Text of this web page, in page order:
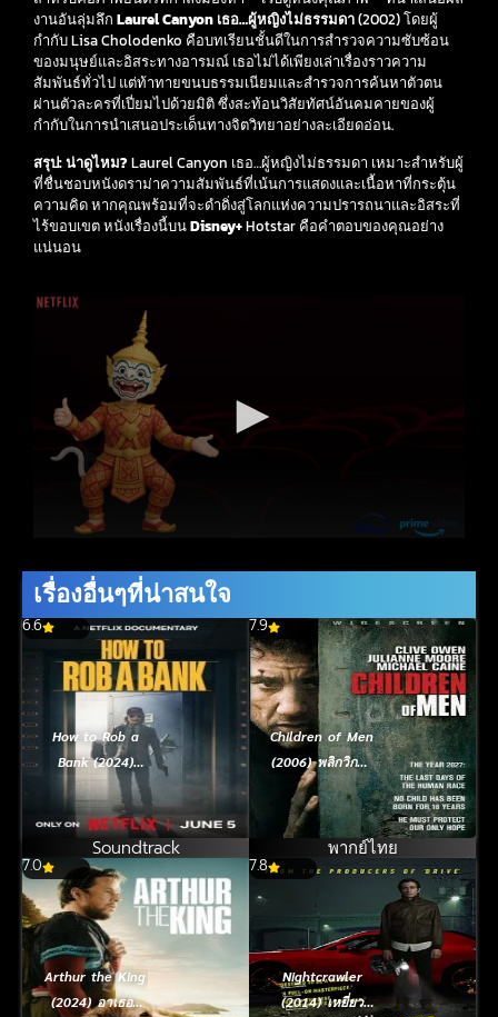
งานอันลุ่มลึก Laurel Canyon เธอ…ผู้หญิงไม่ธรรมดา(2002) โดยผู้
กำกับ Lisa Cholodenko คือบทเรียนชั้นดีในการสำรวจความซับซ้อน
ของมนุษย์และอิสระทางอารมณ์ เธอไม่ได้เพียงเล่าเรื่องราวความ
สัมพันธ์ทั่วไป แต่ท้าทายขนบธรรมเนียมและสำรวจการค้นหาตัวตน
ผ่านตัวละครที่เปี่ยมไปด้วยมิติ ซึ่งสะท้อนวิสัยทัศน์อันคมคายของผู้
กำกับในการนำเสนอประเด็นทางจิตวิทยาอย่างละเอียดอ่อน.
สรุป: น่าดูไหม?Laurel Canyon เธอ…ผู้หญิงไม่ธรรมดา เหมาะสำหรับผู้
ที่ชื่นชอบหนังดราม่าความสัมพันธ์ที่เน้นการแสดงและเนื้อหาที่กระตุ้น
ความคิด หากคุณพร้อมที่จะดำดิ่งสู่โลกแห่งความปรารถนาและอิสระที่
ไร้ขอบเขต หนังเรื่องนี้บนDisney+Hotstar คือคำตอบของคุณอย่าง
แน่นอน
เรื่องอื่นๆที่น่าสนใจ
6.6
How to Rob a
Bank (2024)
คู่มือปล้นแบงก์
Soundtrack
7.9
Children of Men
(2006) พลิกวิกฤต
ขีดชะตาโลก
พากย์ไทย
7.0
Arthur the King
(2024) อาเธอร์
7.8
Nightcrawler
(2014) เหยี่ยว